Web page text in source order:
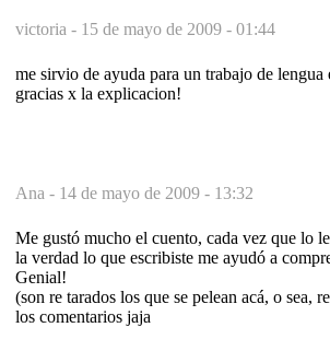
victoria - 15 de mayo de 2009 - 01:44
me sirvio de ayuda para un trabajo de lengua
gracias x la explicacion!
Ana - 14 de mayo de 2009 - 13:32
Me gustó mucho el cuento, cada vez que lo
la verdad lo que escribiste me ayudó a
Genial!
(son re tarados los que se pelean acá, o sea,
los comentarios jaja